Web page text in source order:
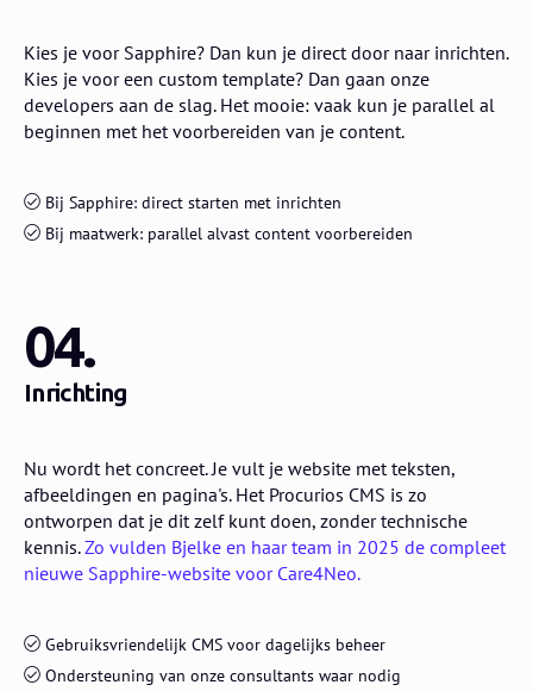
Kies je voor Sapphire? Dan kun je direct door naar inrichten.
Kies je voor een custom template? Dan gaan onze
developers aan de slag. Het mooie: vaak kun je parallel al
beginnen met het voorbereiden van je content.
Bij Sapphire: direct starten met inrichten
Bij maatwerk: parallel alvast content voorbereiden
04.
Inrichting
Nu wordt het concreet. Je vult je website met teksten,
afbeeldingen en pagina's. Het Procurios CMS is zo
ontworpen dat je dit zelf kunt doen, zonder technische
kennis.Zo vulden Bjelke en haar team in 2025 de compleet
nieuwe Sapphire-website voor Care4Neo.
Gebruiksvriendelijk CMS voor dagelijks beheer
Ondersteuning van onze consultants waar nodig